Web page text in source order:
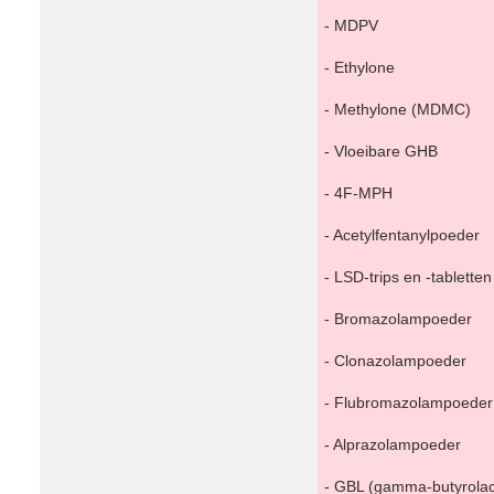
- MDPV
- Ethylone
- Methylone (MDMC)
- Vloeibare GHB
- 4F-MPH
- Acetylfentanylpoeder
- LSD-trips en -tabletten
- Bromazolampoeder
- Clonazolampoeder
- Flubromazolampoeder
- Alprazolampoeder
- GBL (gamma-